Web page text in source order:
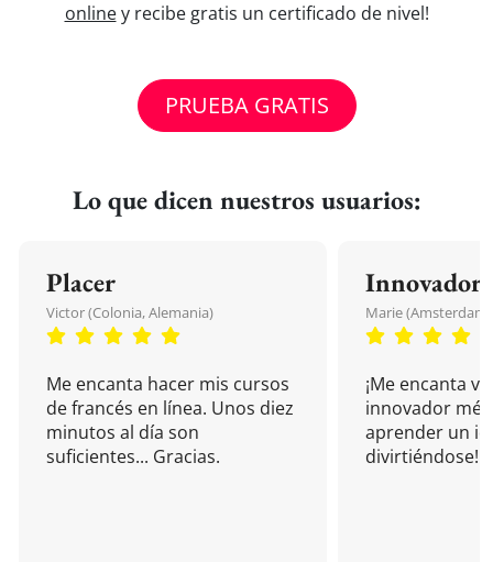
onliney recibe gratis un certificado de nivel!
PRUEBA GRATIS
Lo que dicen nuestros usuarios:
Placer
Victor (Colonia, Alemania)
Me encanta hacer mis cursos
de francés en línea. Unos diez
minutos al día son
suficientes... Gracias.
Innovador
Marie (Amsterdam,
¡Me encanta
innovador
aprender un
divirtiéndose!